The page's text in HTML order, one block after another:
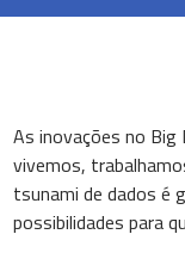
As inovações no
vivemos,
tsunami de dados é
possibilidades para